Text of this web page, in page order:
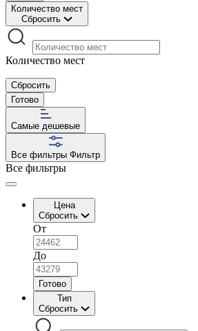
Количество мест
Сбросить
Количество мест
Сбросить
Готово
Самые дешевые
Все фильтры Фильтр
Все фильтры
Цена
Сбросить
От
До
Готово
Тип
Сбросить